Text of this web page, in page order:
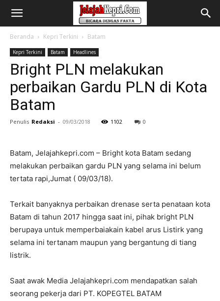
Beranda Kepri Terkini Batam
Kepri Terkini Batam Headlines
Bright PLN melakukan
perbaikan Gardu PLN di Kota
Batam
Penulis Redaksi - 09/03/2018 1102 0
Batam, Jelajahkepri.com – Bright kota Batam sedang
melakukan perbaikan gardu PLN yang selama ini belum
tertata rapi,Jumat ( 09/03/18).
Terkait banyaknya perbaikan drenase serta penataan kota
Batam di tahun 2017 hingga saat ini, pihak bright PLN
berupaya untuk memperbaiakain kabel arus Listirk yang
selama ini tertanam maupun yang bergantung di tiang
listrik.
Saat awak Media Jelajahkepri.com mendapatkan salah
seorang pekerja dari PT. KOPEGTEL BATAM